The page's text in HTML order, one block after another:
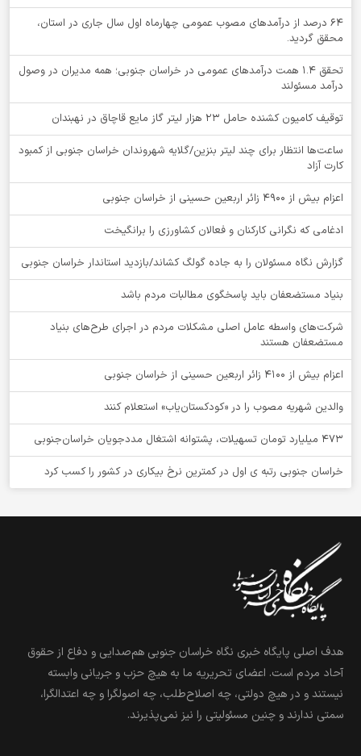
64 درصد از درآمدهای مصوب عمومی چهارماه اول سال جاری در استان،
محقق گردید.
تحقق ۱.۴ همت درآمدهای عمومی در خراسان جنوبی؛ همه مدیران در وصول
درآمد مسئولند
توقيف کامیون کشنده حامل 23 هزار لیتر گاز مایع قاچاق در نهبندان
ساعت‌ها انتظار برای چند لیتر بنزین/گلایه شهروندان خراسان جنوبی از کمبود
کارت آزاد
اعزام بیش از 4900 زائر اربعین حسینی از خراسان جنوبی
ادغامی که نگرانی کارکنان و فعالان کشاورزی را برانگیخت
گزارش نگاه مسئولان را به جاده گولگ کشاند/بازدید استاندار خراسان جنوبی
بنیاد مستضعفان باید پاسخگوی مطالبات مردم باشد
شرکت‌های واسطه عامل اصلی مشکلات مردم در اجرای طرح‌های بنیاد
مستضعفان هستند
اعزام بیش از 4100 زائر اربعین حسینی از خراسان جنوبی
والدین شهریه مصوب را در «کودکستان‌یاب» استعلام کنند
۴۷۳ میلیارد تومان تسهیلات، پشتوانه اشتغال مددجویان خراسان‌جنوبی
خراسان جنوبی رتبه ی اول در کمترین نرخ بیکاری در کشور را کسب کرد
هدف اصلی پایگاه خبری نگاه خراسان جنوبی هم‌صدایی و دفاع از حقوق
آحاد مردم است. اعضای تحریریه ما به هیچ حزب و جریانی وابسته
نیستند و در هیچ دولتی، چه اصلاح‌طلب، چه اصولگرا و چه اعتدالگرا،
سمتی ندارند و چنین مسئولیتی را نیز نمی‌پذیرند.